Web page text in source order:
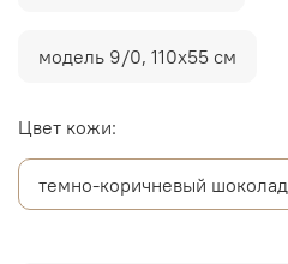
модель 9/0, 110х55 см
Цвет кожи:
темно-коричневый шоколад